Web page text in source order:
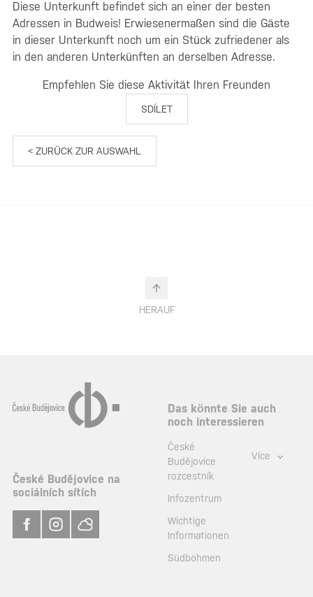
Diese Unterkunft befindet sich an einer der besten
Adressen in Budweis! Erwiesenermaßen sind die Gäste
in dieser Unterkunft noch um ein Stück zufriedener als
in den anderen Unterkünften an derselben Adresse.
Empfehlen Sie diese Aktivität Ihren Freunden
SDÍLET
< ZURÜCK ZUR AUSWAHL
HERAUF
České Budějovice na
sociálních sítích
Das könnte Sie auch
noch interessieren
České
Budějovice
rozcestník
Infozentrum
Wichtige
Informationen
Südböhmen
Více